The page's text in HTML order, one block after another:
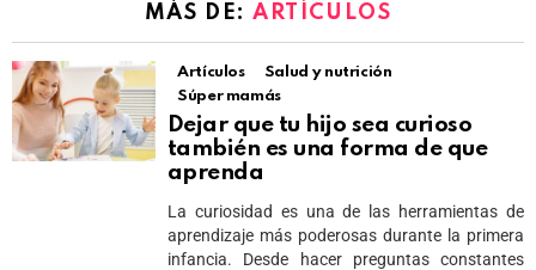
MÁS DE:ARTÍCULOS
Artículos
Salud y nutrición
Súper mamás
Dejar que tu hijo sea curioso
también es una forma de que
aprenda
La curiosidad es una de las herramientas de
aprendizaje más poderosas durante la primera
infancia. Desde hacer preguntas constantes